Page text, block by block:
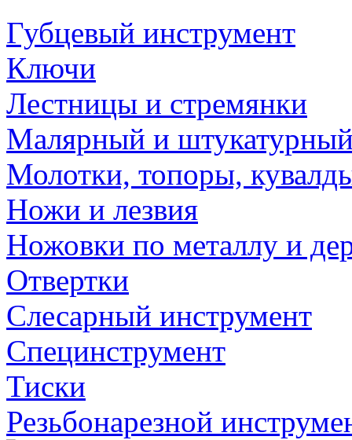
Губцевый инструмент
Ключи
Лестницы и стремянки
Малярный и
Молотки, топоры,
Ножи и лезвия
Ножовки по металлу и
Отвертки
Слесарный инструмент
Специнструмент
Тиски
Резьбонарезной